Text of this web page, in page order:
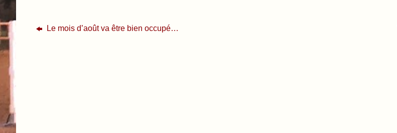
Le mois d’août va être bien occupé…